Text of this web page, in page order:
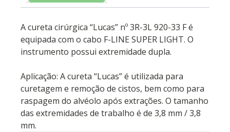
A cureta cirúrgica “Lucas” nº 3R-3L 920-33 F é
equipada com o cabo F-LINE SUPER LIGHT. O
instrumento possui extremidade dupla.
Aplicação: A cureta “Lucas” é utilizada para
curetagem e remoção de cistos, bem como para
raspagem do alvéolo após extrações. O tamanho
das extremidades de trabalho é de 3,8 mm / 3,8
mm.